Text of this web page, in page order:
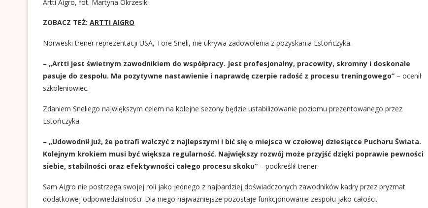
Artti Aigro, fot. Martyna Okrzesik
ZOBACZ TEŻ: ARTTI AIGRO
Norweski trener reprezentacji USA, Tore Sneli, nie ukrywa zadowolenia z pozyskania Estończyka.
– „Artti jest świetnym zawodnikiem do współpracy. Jest profesjonalny, pracowity, skromny i doskonale
pasuje do zespołu. Ma pozytywne nastawienie i naprawdę czerpie radość z procesu treningowego” – ocenił
szkoleniowiec.
Zdaniem Sneliego największym celem na kolejne sezony będzie ustabilizowanie poziomu prezentowanego przez
Estończyka.
– „Udowodnił już, że potrafi walczyć z najlepszymi i bić się o miejsca w czołowej dziesiątce Pucharu Świata.
Kolejnym krokiem musi być większa regularność. Największy rozwój może przyjść dzięki poprawie pewności
siebie, stabilności oraz efektywności całego procesu skoku” – podkreślił trener.
Sam Aigro nie postrzega swojej roli jako jednego z najbardziej doświadczonych zawodników kadry przez pryzmat
dodatkowej odpowiedzialności. Dla niego najważniejsze pozostaje funkcjonowanie zespołu jako całości.